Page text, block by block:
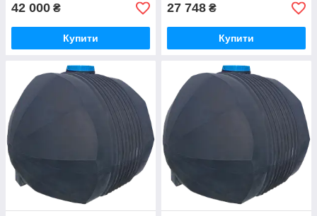
42 000 ₴
Купити
27 748 ₴
Купити